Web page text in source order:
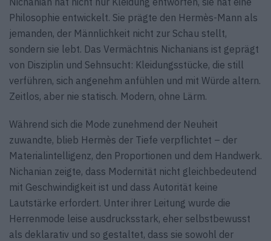
Philosophie entwickelt. Sie prägte den Hermès-Mann als
jemanden, der Männlichkeit nicht zur Schau stellt,
sondern sie lebt. Das Vermächtnis Nichanians ist geprägt
von Disziplin und Sehnsucht: Kleidungsstücke, die still
verführen, sich angenehm anfühlen und mit Würde altern.
Zeitlos, aber nie statisch. Modern, ohne Lärm.
Während sich die Mode zunehmend der Neuheit
zuwandte, blieb Hermès der Tiefe verpflichtet – der
Materialintelligenz, den Proportionen und dem Handwerk.
Nichanian zeigte, dass Modernität nicht gleichbedeutend
mit Geschwindigkeit ist und dass Autorität keine
Lautstärke erfordert. Unter ihrer Leitung wurde die
Herrenmode leise ausdrucksstark, eher selbstbewusst
als deklarativ und so gestaltet, dass sie sowohl der